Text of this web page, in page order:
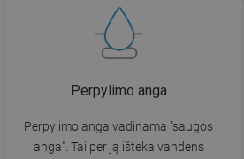
Perpylimo anga
Perpylimo anga vadinama "saugos
anga". Tai per ją išteka vandens